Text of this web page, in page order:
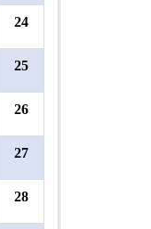
24
25
26
27
28